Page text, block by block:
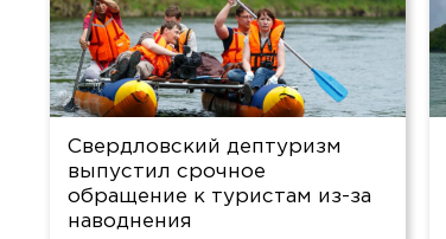
Свердловский дептуризм
выпустил срочное
обращение к туристам из-за
наводнения